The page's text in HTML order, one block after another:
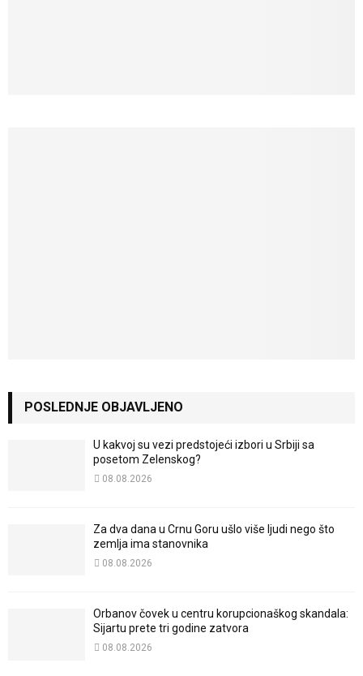
POSLEDNJE OBJAVLJENO
U kakvoj su vezi predstojeći izbori u Srbiji sa
posetom Zelenskog?
08.08.2026
Za dva dana u Crnu Goru ušlo više ljudi nego što
zemlja ima stanovnika
08.08.2026
Orbanov čovek u centru korupcionaškog skandala:
Sijartu prete tri godine zatvora
08.08.2026